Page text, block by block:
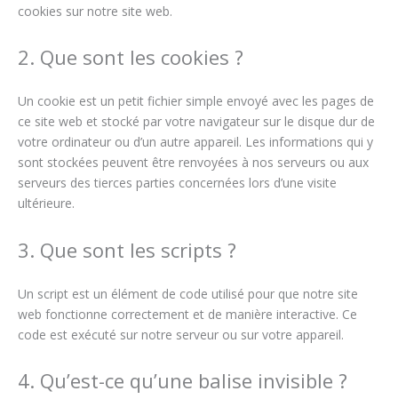
cookies sur notre site web.
2. Que sont les cookies ?
Un cookie est un petit fichier simple envoyé avec les pages de
ce site web et stocké par votre navigateur sur le disque dur de
votre ordinateur ou d’un autre appareil. Les informations qui y
sont stockées peuvent être renvoyées à nos serveurs ou aux
serveurs des tierces parties concernées lors d’une visite
ultérieure.
3. Que sont les scripts ?
Un script est un élément de code utilisé pour que notre site
web fonctionne correctement et de manière interactive. Ce
code est exécuté sur notre serveur ou sur votre appareil.
4. Qu’est-ce qu’une balise invisible ?